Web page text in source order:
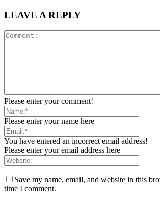
LEAVE A REPLY
Please enter your comment!
Please enter your name here
You have entered an incorrect email address!
Please enter your email address here
Save my name, email, and website in this
time I comment.